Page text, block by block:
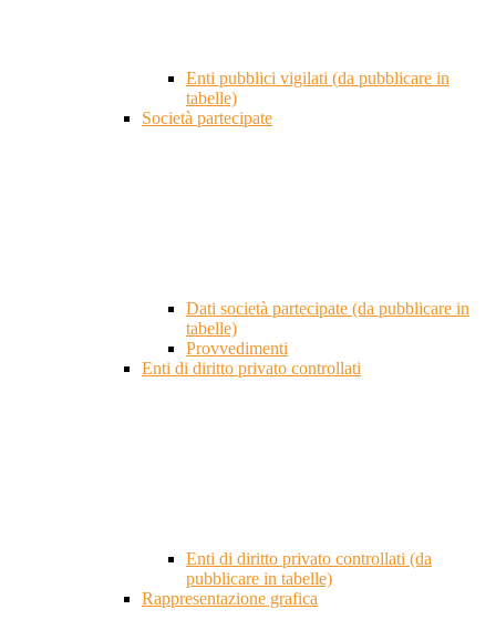
Enti pubblici vigilati (da pubblicare in
tabelle)
Società partecipate
Dati società partecipate (da pubblicare in
tabelle)
Provvedimenti
Enti di diritto privato controllati
Enti di diritto privato controllati (da
pubblicare in tabelle)
Rappresentazione grafica